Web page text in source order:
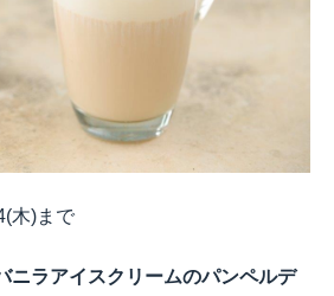
木)まで
ニラアイスクリームのパンペルデ